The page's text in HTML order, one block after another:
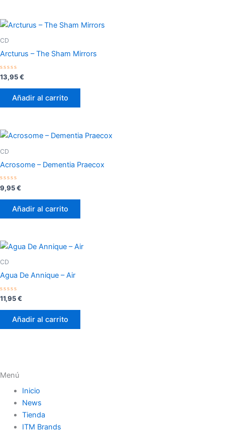
CD
Arcturus – The Sham Mirrors
Valorado
con
0
13,95€
Añadir al carrito
CD
Acrosome – Dementia Praecox
Valorado
con
0
9,95€
Añadir al carrito
CD
Agua De Annique – Air
Valorado
con
0
11,95€
Añadir al carrito
Menú
Inicio
News
Tienda
ITM Brands